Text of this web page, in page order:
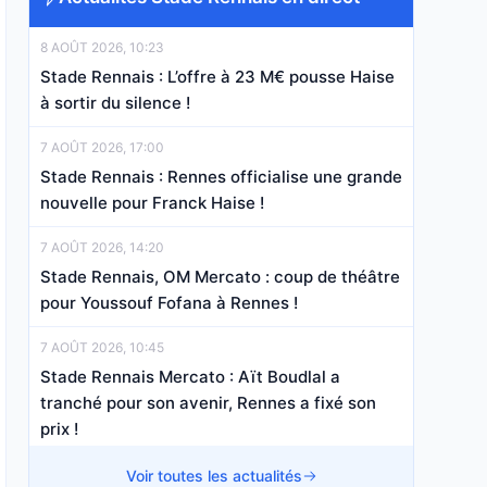
8 AOÛT 2026, 10:23
Stade Rennais : L’offre à 23 M€ pousse Haise
à sortir du silence !
7 AOÛT 2026, 17:00
Stade Rennais : Rennes officialise une grande
nouvelle pour Franck Haise !
7 AOÛT 2026, 14:20
Stade Rennais, OM Mercato : coup de théâtre
pour Youssouf Fofana à Rennes !
7 AOÛT 2026, 10:45
Stade Rennais Mercato : Aït Boudlal a
tranché pour son avenir, Rennes a fixé son
prix !
7 AOÛT 2026, 07:40Voir toutes les actualités